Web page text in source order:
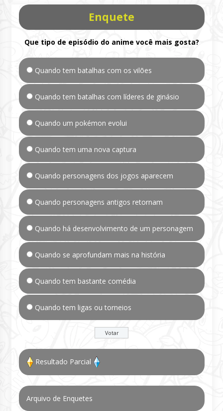
Enquete
Que tipo de episódio do anime você mais gosta?
Quando tem batalhas com os vilões
Quando tem batalhas com líderes de ginásio
Quando um pokémon evolui
Quando tem uma nova captura
Quando personagens dos jogos aparecem
Quando personagens antigos retornam
Quando há desenvolvimento de um personagem
Quando se aprofundam mais na história
Quando tem bastante comédia
Quando tem ligas ou torneios
Resultado Parcial
Arquivo de Enquetes